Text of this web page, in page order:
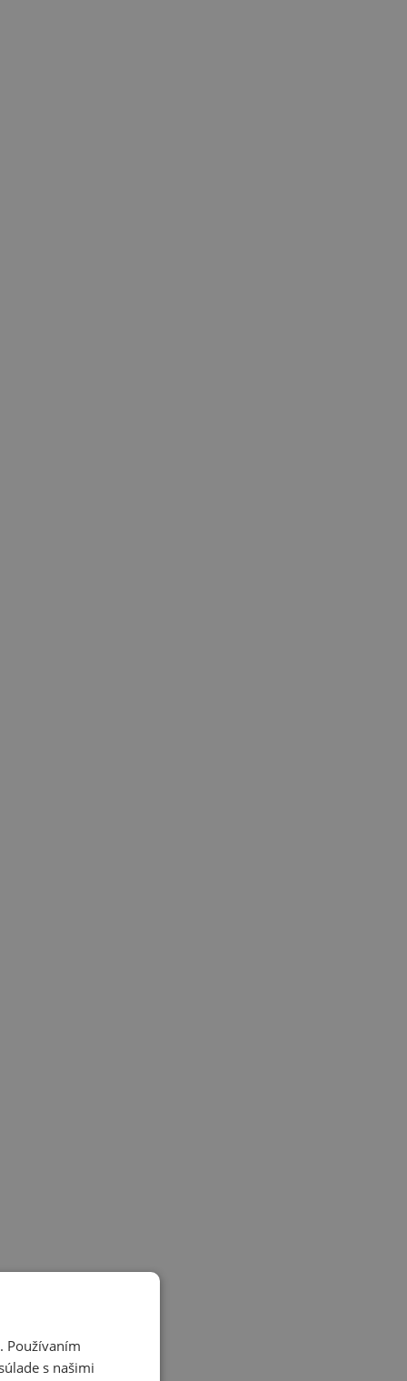
Používaním
s našimi